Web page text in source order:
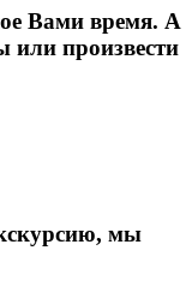
Вами время. А
или произвести
мы